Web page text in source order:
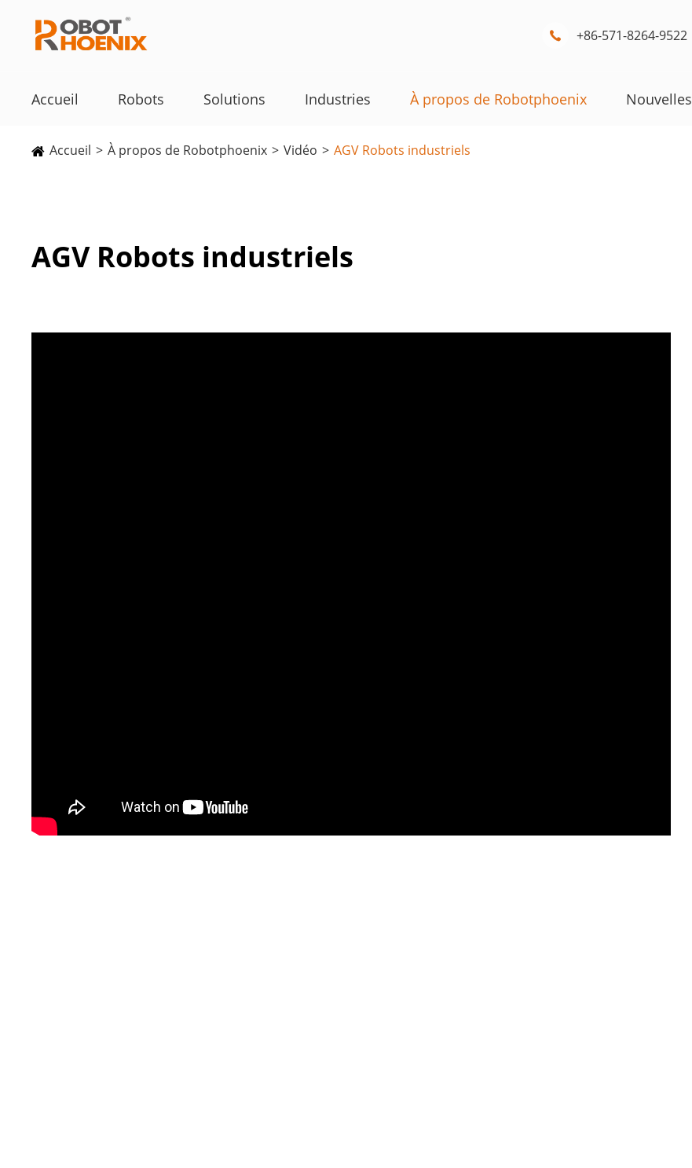
 +86-571-8264-9522
Accueil Robots Solutions Industries À propos de Robotphoenix Nouvelles
Accueil À propos de Robotphoenix Vidéo AGV Robots industriels
AGV Robots industriels